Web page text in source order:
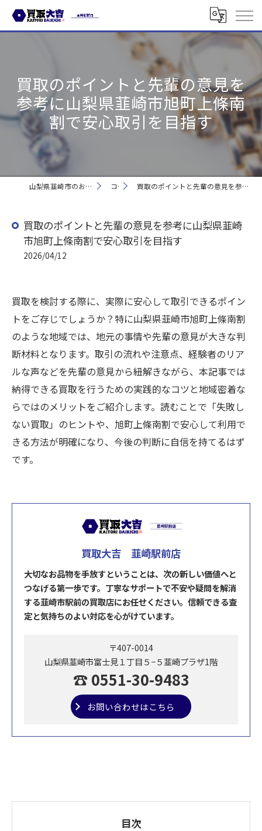
買取のポイントと先輩の意見を
参考に山梨県韮崎市旭町上條南
割で安心取引を目指す
山梨県韮崎市のお買取なら買取大吉 韮崎駅前店 コラム 買取のポイントと先輩の意見を参考に山梨県韮崎市旭町上條南割で安心取引を目指す
買取のポイントと先輩の意見を参考に山梨県韮崎
市旭町上條南割で安心取引を目指す
2026/04/12
買取を検討する際に、実際に安心して取引できるポイン
トをご存じでしょうか？特に山梨県韮崎市旭町上條南割
のような地域では、地元の事情や先輩の意見が大きな判
断材料となります。取引の流れや注意点、経験者のリア
ルな声などを先輩の意見から紐解きながら、本記事では
納得できる買取を行うための実践的なコツと地域密着な
らではのメリットをご紹介します。読むことで「失敗し
ない買取」のヒントや、旭町上條南割で安心して利用で
きる方法が明確になり、今後の判断に自信を持てるはず
です。
買取大吉 韮崎駅前店
大切なお品物を手放すということは、次の新しい価値へと
つなげる第一歩です。丁寧なサポートで不安や疑問を解消
する韮崎市駅前の買取店にお任せください。信頼できる査
定と気持ちのよい対応を心がけています。
〒407-0014
山梨県韮崎市富士見１丁目５−５韮崎プラザ1階
☎ 0551-30-9483
お問い合わせはこちら
目次